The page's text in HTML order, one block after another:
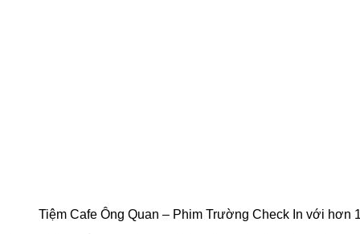
Tiệm Cafe Ông Quan – Phim Trường Check In với hơn